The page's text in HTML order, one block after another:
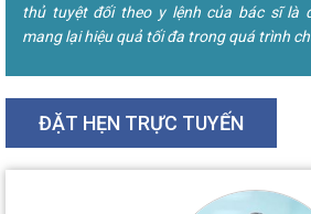
thủ tuyệt đối theo y lệnh của bác sĩ là
mang lại hiệu quả tối đa trong quá trình
ĐẶT HẸN TRỰC TUYẾN